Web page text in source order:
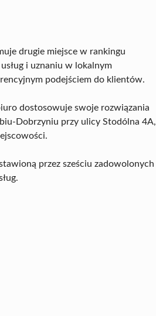
drugie miejsce w rankingu
i uznaniu w lokalnym
podejściem do klientów.
dostosowuje swoje rozwiązania
Dobrzyniu przy ulicy Stodólna 4A,
przez sześciu zadowolonych